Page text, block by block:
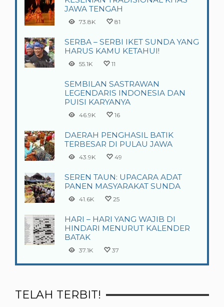
JAWA TENGAH
73.8K 81
SERBA – SERBI IKET SUNDA YANG
HARUS KAMU KETAHUI!
55.1K 11
SEMBILAN SASTRAWAN
LEGENDARIS INDONESIA DAN
PUISI KARYANYA
46.9K 16
DAERAH PENGHASIL BATIK
TERBESAR DI PULAU JAWA
43.9K 49
SEREN TAUN: UPACARA ADAT
PANEN MASYARAKAT SUNDA
41.6K 25
HARI – HARI YANG WAJIB DI
HINDARI MENURUT KALENDER
BATAK
37.1K 37
TELAH TERBIT!